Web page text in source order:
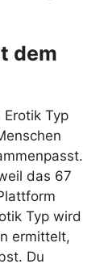
dem
Typ
das 67
Typ wird
ermittelt,
Du